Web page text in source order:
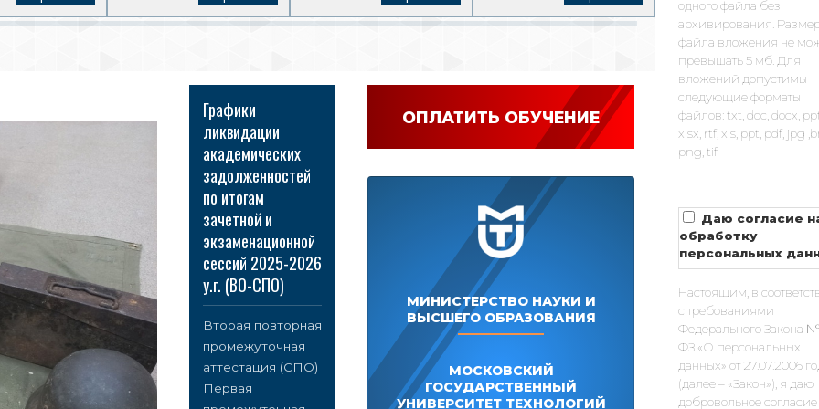
ОПЛАТИТЬ ОБУЧЕНИЕ
МИНИСТЕРСТВО НАУКИ И
ВЫСШЕГО ОБРАЗОВАНИЯ
МОСКОВСКИЙ
ГОСУДАРСТВЕННЫЙ
УНИВЕРСИТЕТ ТЕХНОЛОГИЙ
Графики
ликвидации
академических
задолженностей
по итогам
зачетной и
экзаменационной
сессий 2025-2026
у.г. (ВО-СПО)
Вторая повторная
промежуточная
аттестация (СПО)
Первая
одного файла без
архивирования.
файла вложения не
превышать 5 мб. Для
вложений допустимы
следующие форматы
файлов: txt, doc, docx,
xlsx, rtf, xls, ppt, pdf, jpg
png, tif
Даю согласие
обработку
персональных
Настоящим, в
с требованиями
Федерального Закона
ФЗ «О персональных
данных» от 27.07.2006
(далее – «Закон»), я даю
добровольное согласие